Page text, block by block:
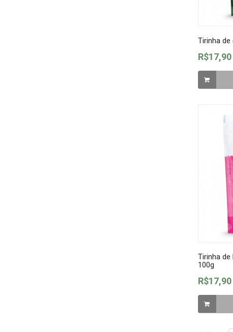
Tirinha de
R$17,90
Tirinha
100g
R$17,90